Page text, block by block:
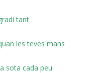
tant
les teves mans
sota cada peu